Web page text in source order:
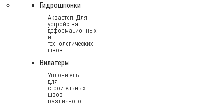
Гидрошпонки
Аквастоп. Для
устройства
деформационных
и
технологических
швов
Вилатерм
Уплонитель
для
строительных
швов
различного